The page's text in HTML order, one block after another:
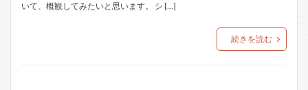
いて、概観してみたいと思います。 シ […]
続きを読む